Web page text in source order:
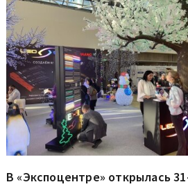
В «Экспоцентре» открылась